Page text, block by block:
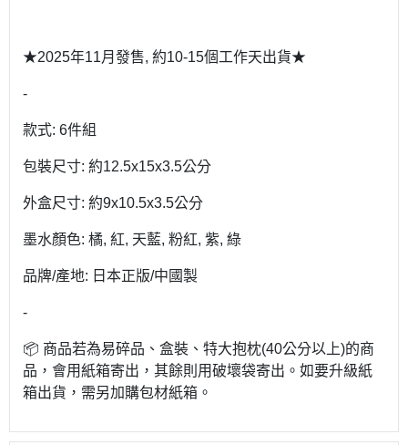
★2025年11月發售, 約10-15個工作天出貨★
-
款式: 6件組
包裝尺寸: 約12.5x15x3.5公分
外盒尺寸: 約9x10.5x3.5公分
墨水顏色: 橘, 紅, 天藍, 粉紅, 紫, 綠
品牌/產地: 日本正版/中國製
-
📦 商品若為易碎品、盒裝、特大抱枕(40公分以上)的商
品，會用紙箱寄出，其餘則用破壞袋寄出。如要升級紙
箱出貨，需另加購包材紙箱。